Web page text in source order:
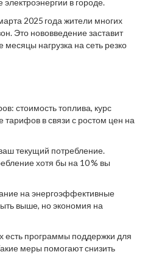
в городе.
2025 года жители многих
Это нововведение заставит
нагрузка на сеть резко
стоимость топлива, курс
в связи с ростом цен на
текущий потребление.
хотя бы на 10 % вы
на энергоэффективные
выше, но экономия на
есть программы поддержки для
меры помогают снизить